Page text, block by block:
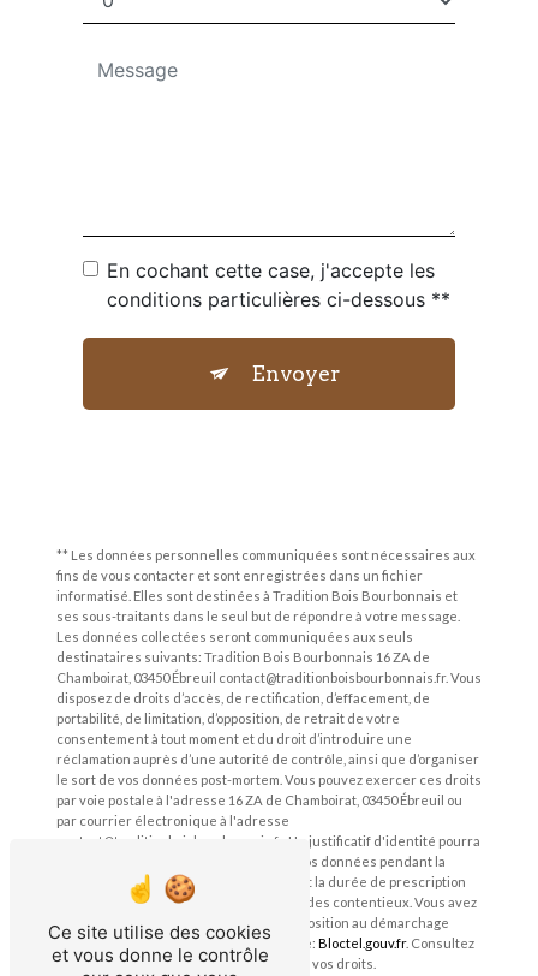
En cochant cette case, j'accepte les
conditions particulières ci-dessous **
Envoyer
** Les données personnelles communiquées sont nécessaires aux
fins de vous contacter et sont enregistrées dans un fichier
informatisé. Elles sont destinées à Tradition Bois Bourbonnais et
ses sous-traitants dans le seul but de répondre à votre message.
Les données collectées seront communiquées aux seuls
destinataires suivants: Tradition Bois Bourbonnais 16 ZA de
Chamboirat, 03450 Ébreuil contact@traditionboisbourbonnais.fr. Vous
disposez de droits d’accès, de rectification, d’effacement, de
portabilité, de limitation, d’opposition, de retrait de votre
consentement à tout moment et du droit d’introduire une
réclamation auprès d’une autorité de contrôle, ainsi que d’organiser
le sort de vos données post-mortem. Vous pouvez exercer ces droits
par voie postale à l'adresse 16 ZA de Chamboirat, 03450 Ébreuil ou
par courrier électronique à l'adresse
contact@traditionboisbourbonnais.fr. Un justificatif d'identité pourra
vous être demandé. Nous conservons vos données pendant la
période de prise de contact puis pendant la durée de prescription
légale aux fins probatoires et de gestion des contentieux. Vous avez
le droit de vous inscrire sur la liste d'opposition au démarchage
téléphonique, disponible à cette adresse:
Bloctel.gouv.fr. Consultez
le site cnil.fr pour plus d’informations sur vos droits.
Ce site utilise des cookies
et vous donne le contrôle